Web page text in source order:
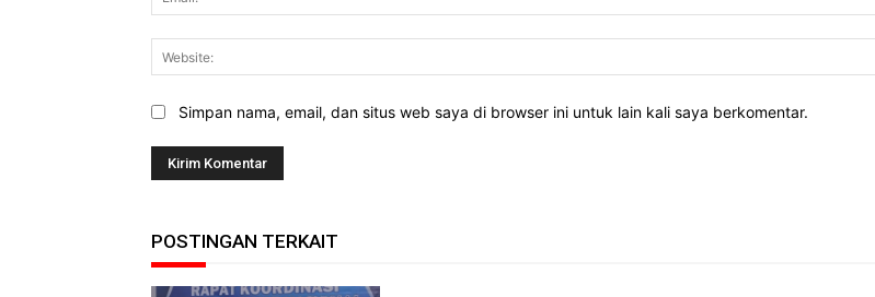
Simpan nama, email, dan situs web saya di browser ini untuk lain kali saya berkomentar.
POSTINGAN TERKAIT